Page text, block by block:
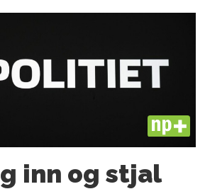
PLUS
inn og stjal